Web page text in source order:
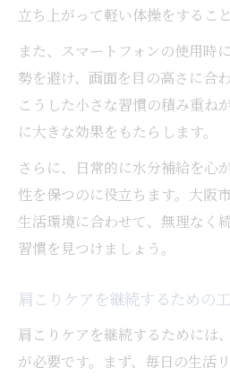
立ち上がって軽い体操をするこ
また、スマートフォンの使用時
勢を避け、画面を目の高さに合
こうした小さな習慣の積み重ね
に大きな効果をもたらします。
さらに、日常的に水分補給を心
性を保つのに役立ちます。大阪
生活環境に合わせて、無理なく
習慣を見つけましょう。
肩こりケアを継続するための
肩こりケアを継続するためには
が必要です。まず、毎日の生活